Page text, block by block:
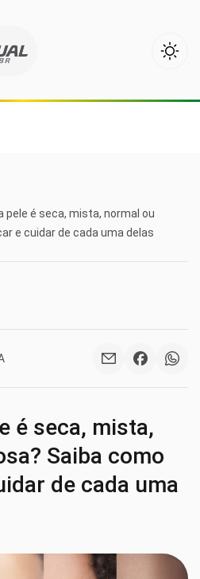
pele é seca, mista, normal ou
e cuidar de cada uma delas
é seca, mista,
Saiba como
de cada uma